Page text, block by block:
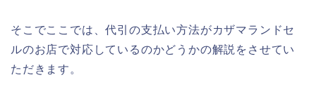
そこでここでは、代引の支払い方法がカザマランドセ
ルのお店で対応しているのかどうかの解説をさせてい
ただきます。